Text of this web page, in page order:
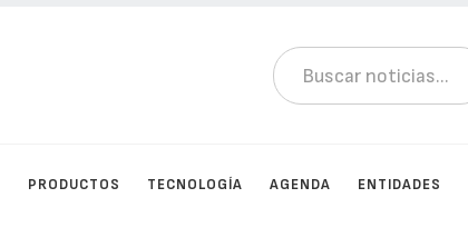
PRODUCTOS TECNOLOGÍA AGENDA ENTIDADES